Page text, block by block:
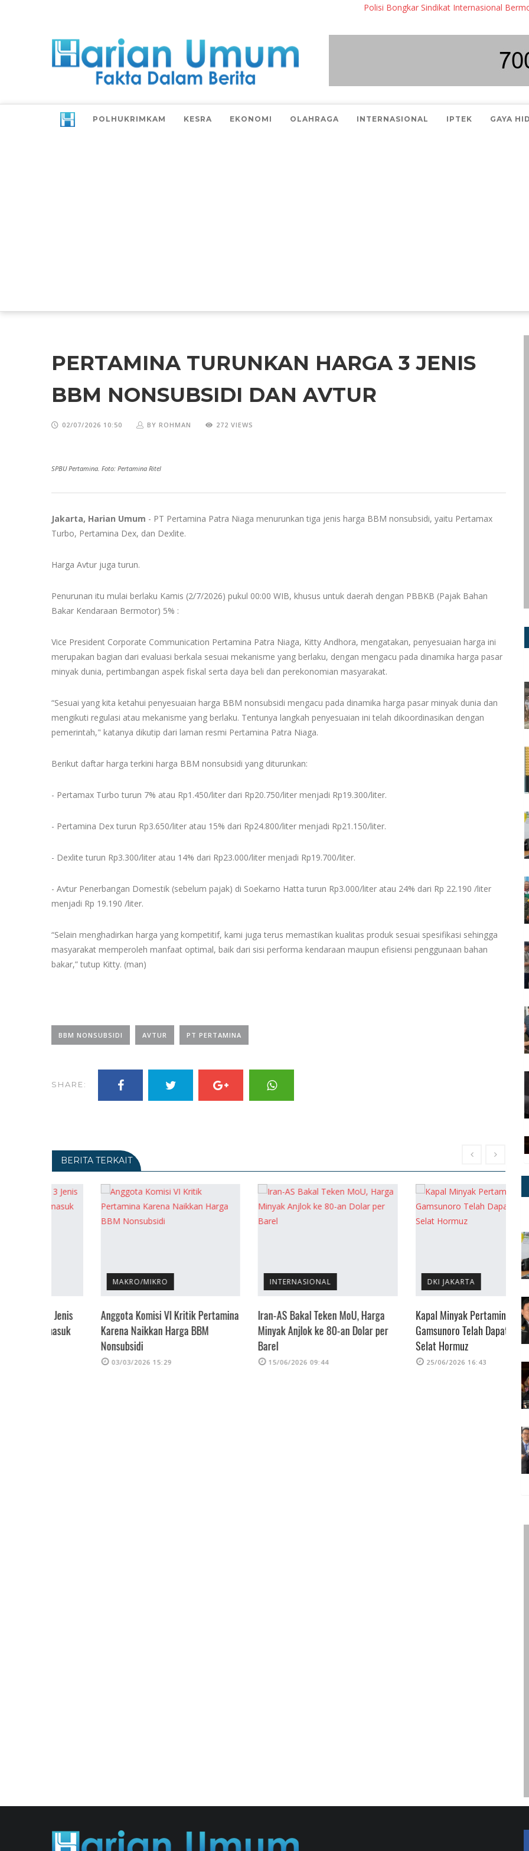
Polisi Bongkar Sindikat Internasional Bermodus
POLHUKRIMKAM KESRA EKONOMI OLAHRAGA INTERNASIONAL IPTEK GAYA
PERTAMINA TURUNKAN HARGA 3 JENIS
BBM NONSUBSIDI DAN AVTUR
02/07/2026 10:50 BY ROHMAN 272 VIEWS
SPBU Pertamina. Foto: Pertamina Ritel
Jakarta, Harian Umum - PT Pertamina Patra Niaga menurunkan tiga jenis harga BBM nonsubsidi, yaitu Pertamax
Turbo, Pertamina Dex, dan Dexlite.
Harga Avtur juga turun.
Penurunan itu mulai berlaku Kamis (2/7/2026) pukul 00:00 WIB, khusus untuk daerah dengan PBBKB (Pajak Bahan
Bakar Kendaraan Bermotor) 5% :
Vice President Corporate Communication Pertamina Patra Niaga, Kitty Andhora, mengatakan, penyesuaian harga ini
merupakan bagian dari evaluasi berkala sesuai mekanisme yang berlaku, dengan mengacu pada dinamika harga pasar
minyak dunia, pertimbangan aspek fiskal serta daya beli dan perekonomian masyarakat.
“Sesuai yang kita ketahui penyesuaian harga BBM nonsubsidi mengacu pada dinamika harga pasar minyak dunia dan
mengikuti regulasi atau mekanisme yang berlaku. Tentunya langkah penyesuaian ini telah dikoordinasikan dengan
pemerintah," katanya dikutip dari laman resmi Pertamina Patra Niaga.
Berikut daftar harga terkini harga BBM nonsubsidi yang diturunkan:
- Pertamax Turbo turun 7% atau Rp1.450/liter dari Rp20.750/liter menjadi Rp19.300/liter.
- Pertamina Dex turun Rp3.650/liter atau 15% dari Rp24.800/liter menjadi Rp21.150/liter.
- Dexlite turun Rp3.300/liter atau 14% dari Rp23.000/liter menjadi Rp19.700/liter.
- Avtur Penerbangan Domestik (sebelum pajak) di Soekarno Hatta turun Rp3.000/liter atau 24% dari Rp 22.190 /liter
menjadi Rp 19.190 /liter.
“Selain menghadirkan harga yang kompetitif, kami juga terus memastikan kualitas produk sesuai spesifikasi sehingga
masyarakat memperoleh manfaat optimal, baik dari sisi performa kendaraan maupun efisiensi penggunaan bahan
bakar,” tutup Kitty. (man)
BBM NONSUBSIDI AVTUR PT PERTAMINA
SHARE:
BERITA TERKAIT
MAKRO/MIKRO
Anggota Komisi VI Kritik Pertamina
Karena Naikkan Harga BBM
03/03/2026 15:29
INTERNASIONAL
Iran-AS Bakal Teken MoU, Harga
Minyak Anjlok ke 80-an Dolar per
15/06/2026 09:44
Kapal Minyak Pertamina
Gamsunoro Telah Dapat Melewati
Selat Hormuz
25/06/2026 16:43